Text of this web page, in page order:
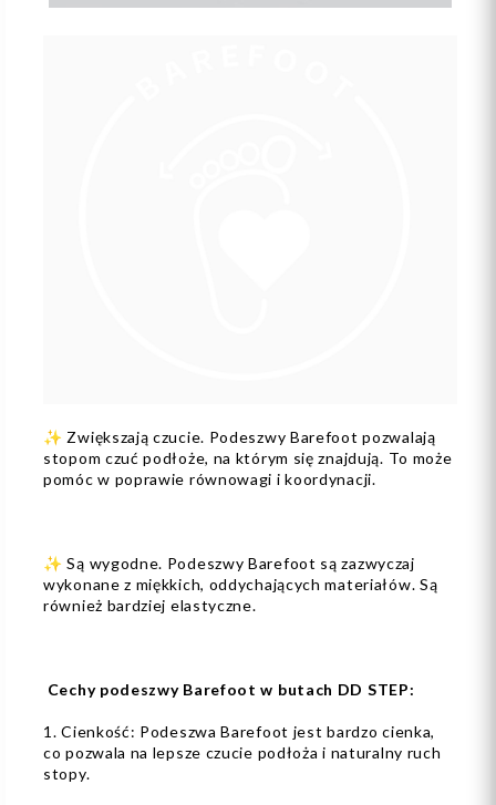
✨ Zwiększają czucie. Podeszwy Barefoot pozwalają
stopom czuć podłoże, na którym się znajdują. To może
pomóc w poprawie równowagi i koordynacji.
✨ Są wygodne. Podeszwy Barefoot są zazwyczaj
wykonane z miękkich, oddychających materiałów. Są
również bardziej elastyczne.
Cechy podeszwy Barefoot w butach DD STEP:
1. Cienkość: Podeszwa Barefoot jest bardzo cienka,
co pozwala na lepsze czucie podłoża i naturalny ruch
stopy.